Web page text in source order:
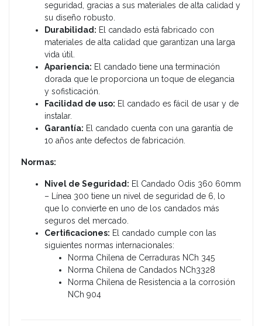
seguridad, gracias a sus materiales de alta calidad y
su diseño robusto.
Durabilidad: El candado está fabricado con
materiales de alta calidad que garantizan una larga
vida útil.
Apariencia: El candado tiene una terminación
dorada que le proporciona un toque de elegancia
y sofisticación.
Facilidad de uso: El candado es fácil de usar y de
instalar.
Garantía: El candado cuenta con una garantía de
10 años ante defectos de fabricación.
Normas:
Nivel de Seguridad: El Candado Odis 360 60mm
– Línea 300 tiene un nivel de seguridad de 6, lo
que lo convierte en uno de los candados más
seguros del mercado.
Certificaciones: El candado cumple con las
siguientes normas internacionales:
Norma Chilena de Cerraduras NCh 345
Norma Chilena de Candados NCh3328
Norma Chilena de Resistencia a la corrosión
NCh 904